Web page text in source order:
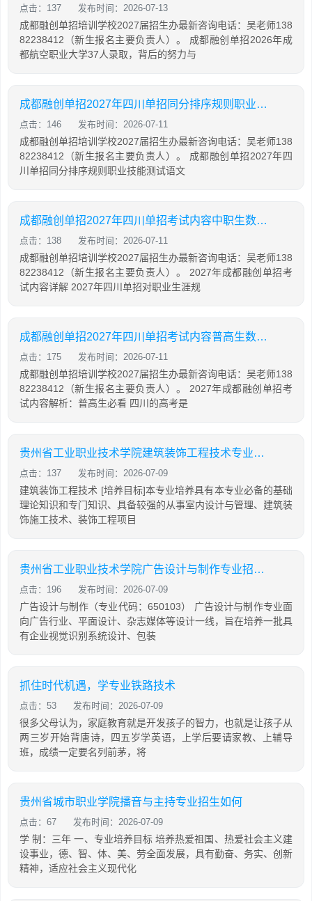
点击：137 发布时间：2026-07-13
成都融创单招培训学校2027届招生办最新咨询电话：吴老师138
82238412（新生报名主要负责人）。 成都融创单招2026年成
都航空职业大学37人录取，背后的努力与
成都融创单招2027年四川单招同分排序规则职业技能测试语文数学英语成绩
点击：146 发布时间：2026-07-11
成都融创单招培训学校2027届招生办最新咨询电话：吴老师138
82238412（新生报名主要负责人）。 成都融创单招2027年四
川单招同分排序规则职业技能测试语文
成都融创单招2027年四川单招考试内容中职生数学语文英语职业技能笔试文化每科100分职业技能综合笔试200分总分500分
点击：138 发布时间：2026-07-11
成都融创单招培训学校2027届招生办最新咨询电话：吴老师138
82238412（新生报名主要负责人）。 2027年成都融创单招考
试内容详解 2027年四川单招对职业生涯规
成都融创单招2027年四川单招考试内容普高生数学语文英语信息技术通用技术每科100分总分500分
点击：175 发布时间：2026-07-11
成都融创单招培训学校2027届招生办最新咨询电话：吴老师138
82238412（新生报名主要负责人）。 2027年成都融创单招考
试内容解析：普高生必看 四川的高考是
贵州省工业职业技术学院建筑装饰工程技术专业招生如何
点击：137 发布时间：2026-07-09
建筑装饰工程技术 [培养目标]本专业培养具有本专业必备的基础
理论知识和专门知识、具备较强的从事室内设计与管理、建筑装
饰施工技术、装饰工程项目
贵州省工业职业技术学院广告设计与制作专业招生如何
点击：196 发布时间：2026-07-09
广告设计与制作（专业代码：650103） 广告设计与制作专业面
向广告行业、平面设计、杂志媒体等设计一线，旨在培养一批具
有企业视觉识别系统设计、包装
抓住时代机遇，学专业铁路技术
点击：53 发布时间：2026-07-09
很多父母认为，家庭教育就是开发孩子的智力，也就是让孩子从
两三岁开始背唐诗，四五岁学英语，上学后要请家教、上辅导
班，成绩一定要名列前茅，将
贵州省城市职业学院播音与主持专业招生如何
点击：67 发布时间：2026-07-09
学 制：三年 一、专业培养目标 培养热爱祖国、热爱社会主义建
设事业，德、智、体、美、劳全面发展，具有勤奋、务实、创新
精神，适应社会主义现代化